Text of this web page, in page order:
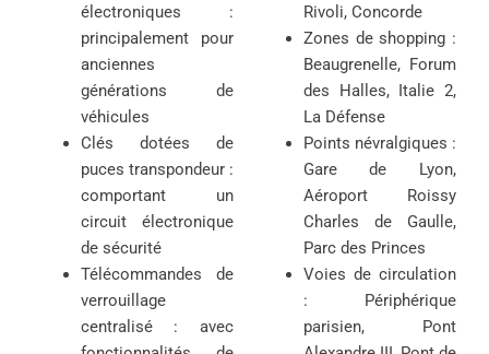
électroniques :
principalement pour
anciennes
générations de
véhicules
Clés dotées de
puces transpondeur :
comportant un
circuit électronique
de sécurité
Télécommandes de
verrouillage
centralisé : avec
Rivoli, Concorde
Zones de shopping :
Beaugrenelle, Forum
des Halles, Italie 2,
La Défense
Points névralgiques :
Gare de Lyon,
Aéroport Roissy
Charles de Gaulle,
Parc des Princes
Voies de circulation
: Périphérique
parisien, Pont